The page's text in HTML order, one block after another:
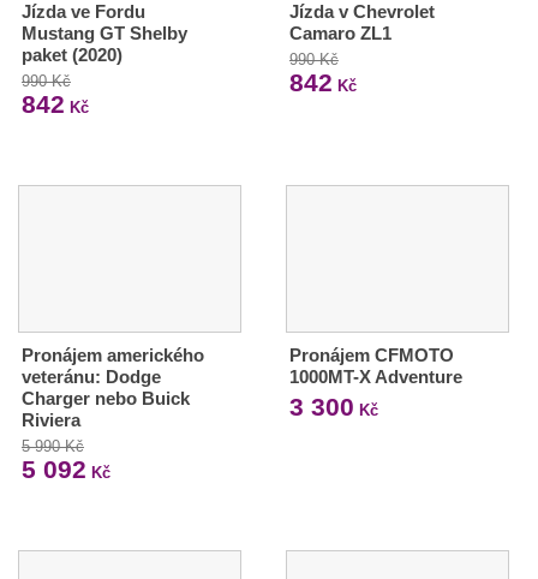
Jízda ve Fordu
Mustang GT Shelby
paket (2020)
990 Kč
842 Kč
Jízda v Chevrolet
Camaro ZL1
990 Kč
842 Kč
Pronájem amerického
veteránu: Dodge
Charger nebo Buick
Riviera
5 990 Kč
5 092 Kč
Pronájem CFMOTO
1000MT-X Adventure
3 300 Kč